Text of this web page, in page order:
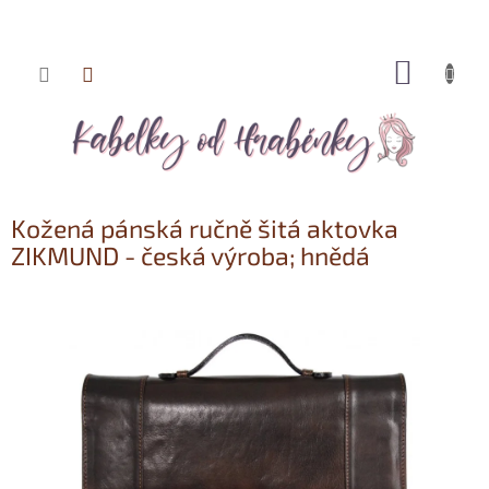
Přejít
Kožená pánská ručně šitá aktovka
ZIKMUND - česká výroba; hnědá